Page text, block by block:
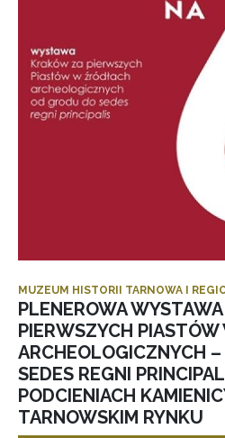
MUZEUM HISTORII TARNOWA I
PLENEROWA
PIERWSZYCH
ARCHEOLOGICZNYCH
SEDES REGNI
PODCIENIACH
TARNOWSKIM RYNKU